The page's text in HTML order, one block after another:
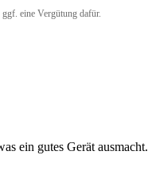
eine Vergütung dafür.
ein gutes Gerät ausmacht.